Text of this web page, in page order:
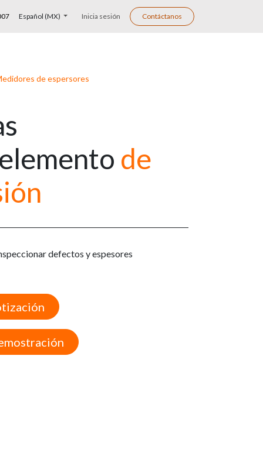
Español (MX) Inicia sesión Contáctanos
de espersores
de
defectos y espesores